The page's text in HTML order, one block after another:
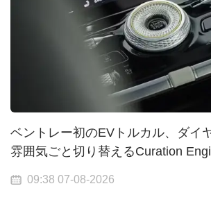
ベントレー初のEVトルカル、ダイ
雰囲気ごと切り替えるCuration
09:38 07-08-2026